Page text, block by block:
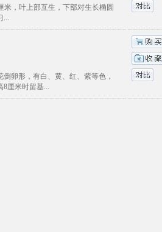
米，叶上部互生，下部对生长椭圆
...
卵形，有白、黄、红、紫等色，
厘米时留基...